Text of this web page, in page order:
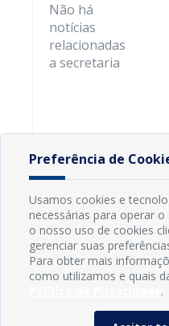
Não há
notícias
relacionadas
a secretaria
Preferência de
Usamos cookies e
necessárias para operar
o nosso uso de cookies
gerenciar suas
Para obter mais
como utilizamos e quais
.